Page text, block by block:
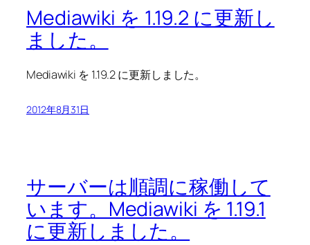
Mediawiki を 1.19.2 に更新し
ました。
Mediawiki を 1.19.2 に更新しました。
2012年8月31日
サーバーは順調に稼働して
います。Mediawiki を 1.19.1
に更新しました。